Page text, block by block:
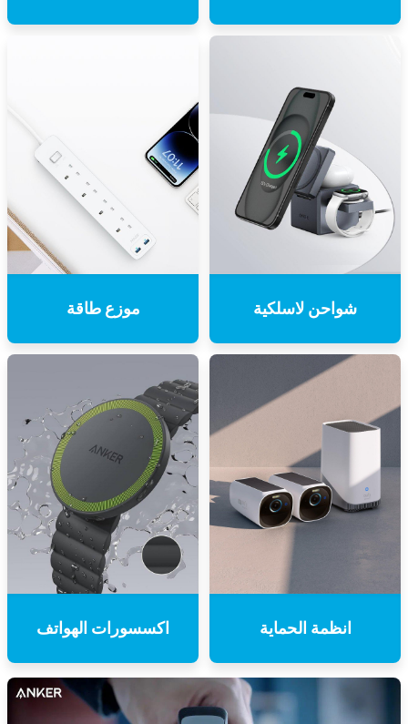
شواحن لاسلكية موزع طاقة
انظمة الحماية اكسسورات الهواتف